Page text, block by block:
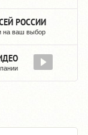
РОССИИ
на ваш выбор